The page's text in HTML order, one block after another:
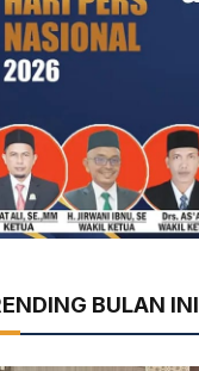
BULAN INI